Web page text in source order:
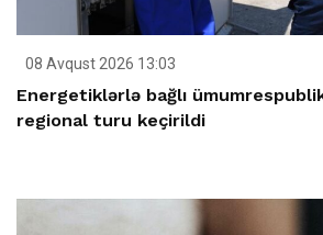
08 Avqust 2026 13:03
Energetiklərlə bağlı
regional turu keçirildi